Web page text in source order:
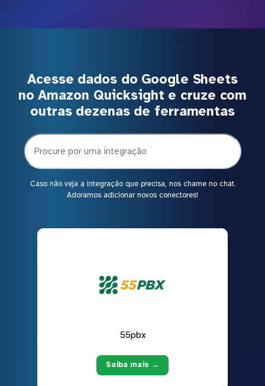
Acesse dados do Google Sheets
no Amazon Quicksight e cruze com
outras dezenas de ferramentas
Caso não veja a integração que precisa, nos chame no chat.
Adoramos adicionar novos conectores!
55pbx
Saiba mais →